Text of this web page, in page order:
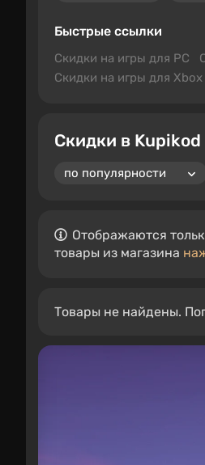
Быстрые ссылки
Скидки на игры для PC
Скидки на игры для Xbox
Скидки в Kupikod
Отображаются
товары из магазина
Товары не найдены.